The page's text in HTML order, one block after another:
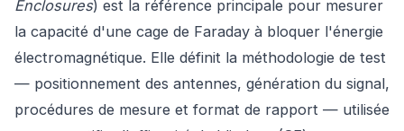
Enclosures) est la référence principale pour mesurer
la capacité d'une cage de Faraday à bloquer l'énergie
électromagnétique. Elle définit la méthodologie de test
— positionnement des antennes, génération du signal,
procédures de mesure et format de rapport — utilisée